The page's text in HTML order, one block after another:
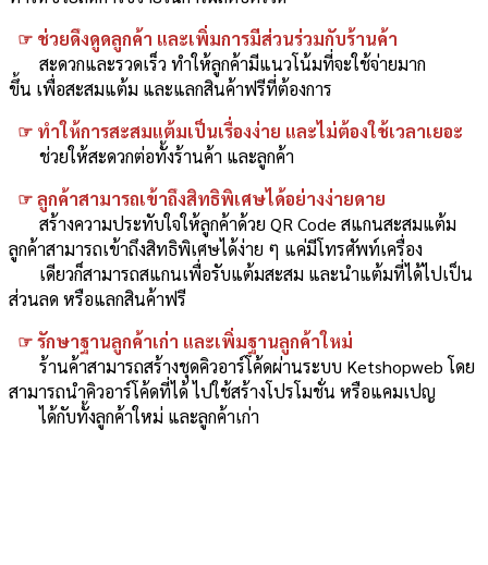
☞ ช่วยดึงดูดลูกค้า และเพิ่มการมีส่วนร่วมกับร้านค้า
สะดวกและรวดเร็ว ทำให้ลูกค้ามีแนวโน้มที่จะใช้จ่ายมาก
ขึ้น เพื่อสะสมแต้ม และแลกสินค้าฟรีที่ต้องการ
☞ ทำให้การสะสมแต้มเป็นเรื่องง่าย และไม่ต้องใช้เวลาเยอะ
ช่วยให้สะดวกต่อทั้งร้านค้า และลูกค้า
☞ลูกค้าสามารถเข้าถึงสิทธิพิเศษได้อย่างง่ายดาย
สร้างความประทับใจให้ลูกค้าด้วย QR Code สแกนสะสมแต้ม
ลูกค้าสามารถเข้าถึงสิทธิพิเศษได้ง่าย ๆ แค่มีโทรศัพท์เครื่อง
เดียวก็สามารถสแกนเพื่อรับแต้มสะสม และนำแต้มที่ได้ไปเป็น
ส่วนลด หรือแลกสินค้าฟรี
☞รักษาฐานลูกค้าเก่า และเพิ่มฐานลูกค้าใหม่
ร้านค้าสามารถสร้างชุดคิวอาร์โค้ดผ่านระบบ Ketshopweb โดย
สามารถนำคิวอาร์โค้ดที่ได้ ไปใช้สร้างโปรโมชั่น หรือแคมเปญ
ได้กับทั้งลูกค้าใหม่ และลูกค้าเก่า